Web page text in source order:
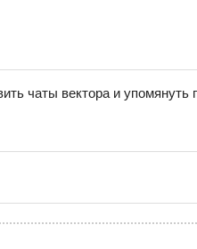
чаты вектора и упомянуть